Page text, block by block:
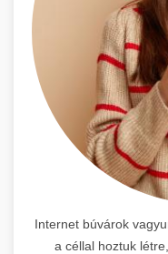
Internet búvárok
a céllal hoztuk